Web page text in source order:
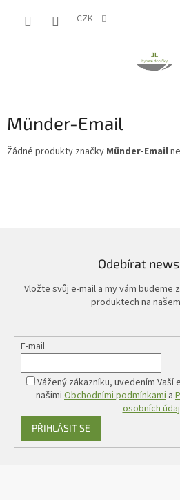
CZK
Münder-Email
Žádné produkty značky Münder-Email
Odebírat
Vložte svůj e-mail a my vám budeme
produktech na
E-mail
Vážený zákazníku, uvedením Vaší
našimi Obchodními podmínkami a
osobních
PŘIHLÁSIT SE